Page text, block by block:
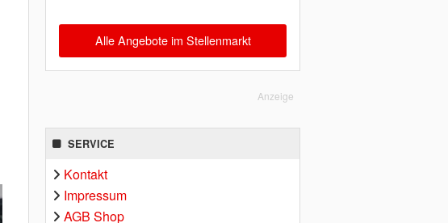
Alle Angebote im Stellenmarkt
Anzeige
SERVICE
Kontakt
Impressum
AGB Shop